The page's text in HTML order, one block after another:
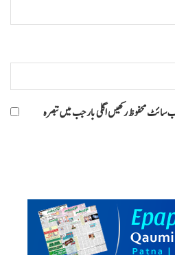
سائٹ محفوظ رکھیں اگلی بار جب میں تبصرہ